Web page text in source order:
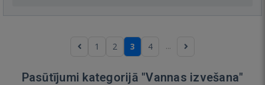
1 2 3 4 ...
Pasūtījumi kategorijā "Vannas izvešana"